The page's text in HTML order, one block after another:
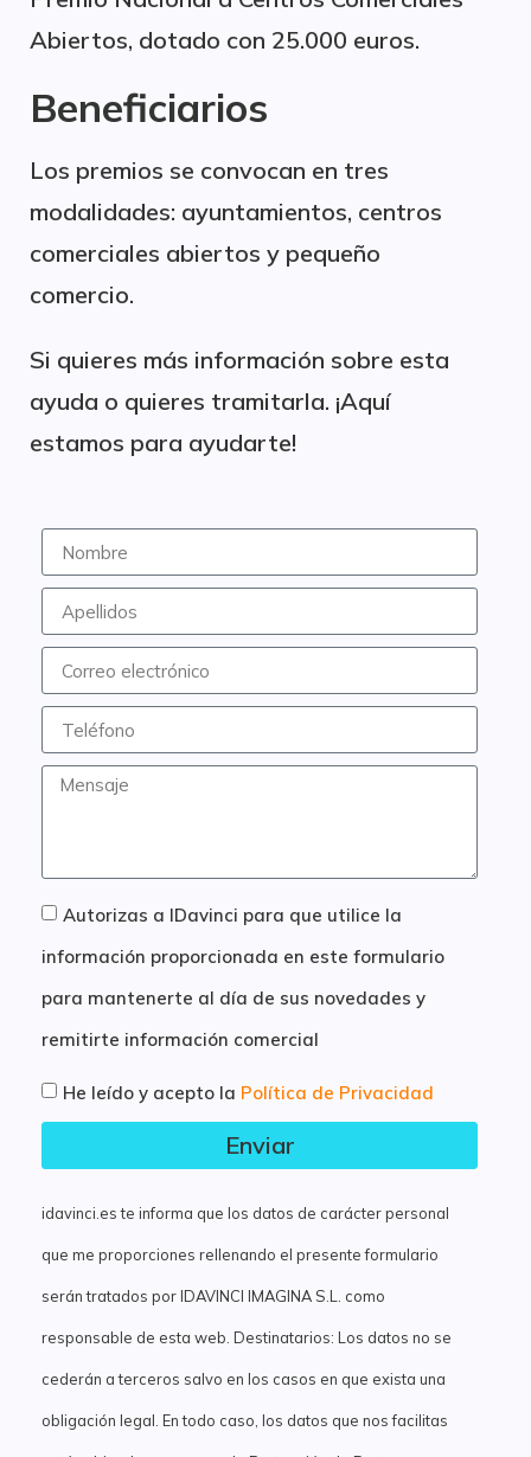
Abiertos, dotado con 25.000 euros.
Beneficiarios
Los premios se convocan en tres
modalidades: ayuntamientos, centros
comerciales abiertos y pequeño
comercio.
Si quieres más información sobre esta
ayuda o quieres tramitarla. ¡Aquí
estamos para ayudarte!
Autorizas a IDavinci para que utilice la
información proporcionada en este formulario
para mantenerte al día de sus novedades y
remitirte información comercial
He leído y acepto la Política de Privacidad
Enviar
idavinci.es te informa que los datos de carácter personal
que me proporciones rellenando el presente formulario
serán tratados por IDAVINCI IMAGINA S.L. como
responsable de esta web. Destinatarios: Los datos no se
cederán a terceros salvo en los casos en que exista una
obligación legal. En todo caso, los datos que nos facilitas